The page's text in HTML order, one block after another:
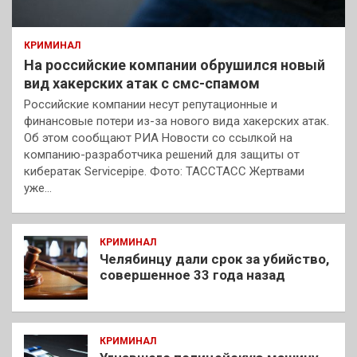
КРИМИНАЛ
На российские компании обрушился новый
вид хакерских атак с смс-спамом
Российские компании несут репутационные и
финансовые потери из-за нового вида хакерских атак.
Об этом сообщают РИА Новости со ссылкой на
компанию-разработчика решений для защиты от
кибератак Servicepipe. Фото: ТАССТАСС Жертвами
уже…
КРИМИНАЛ
Челябинцу дали срок за убийство,
совершенное 33 года назад
КРИМИНАЛ